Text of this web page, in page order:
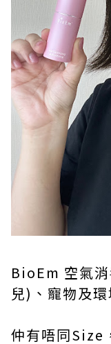
BioEm 空氣
兒)、寵物及環
仲有唔同Size